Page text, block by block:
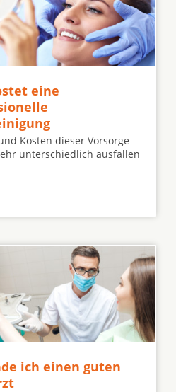
eine
Kosten dieser Vorsorge
unterschiedlich ausfallen
ich einen guten